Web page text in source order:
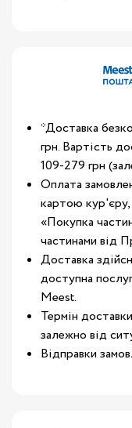
*Доставка
грн. Вартість
109-279 грн
Оплата
картою
«Покупка
частинами від
Доставка
доступна
Meest.
Термін
залежно від
Відправки